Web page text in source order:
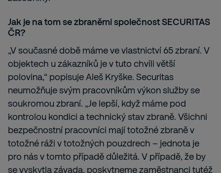
Jak je na tom se zbraněmi společnost SECURITAS
ČR?
„V současné době máme ve vlastnictví 65 zbraní. V
objektech u zákazníků je v tuto chvíli větší
polovina,“ popisuje Aleš Kryške. Securitas
neumožňuje svým pracovníkům výkon služby se
soukromou zbraní. „Je lepší, když máme pod
kontrolou kondici a technický stav zbraně. Všichni
bezpečnostní pracovníci mají totožné zbraně v
totožné ráži v totožných pouzdrech – jednota je
pro nás v tomto případě důležitá. V případě, že by
se vyskytla závada, poskytneme zaměstnanci tutéž